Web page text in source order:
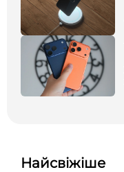
Найсвіжіше